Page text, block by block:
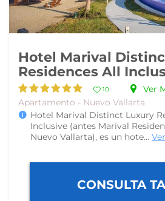
Hotel Marival
Residences All
10
Ver
Apartamento - Nuevo Vallarta
Hotel Marival Distinct Luxury
Inclusive (antes Marival
Nuevo Vallarta), es un hote...
CONSULTA